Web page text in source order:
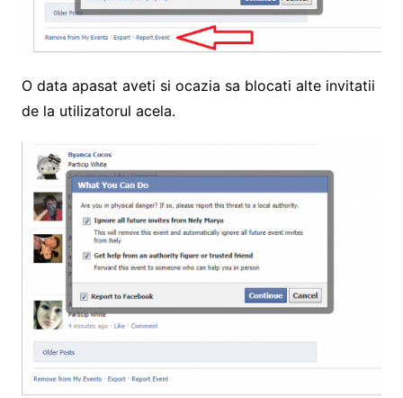
O data apasat aveti si ocazia sa blocati alte invitatii
de la utilizatorul acela.